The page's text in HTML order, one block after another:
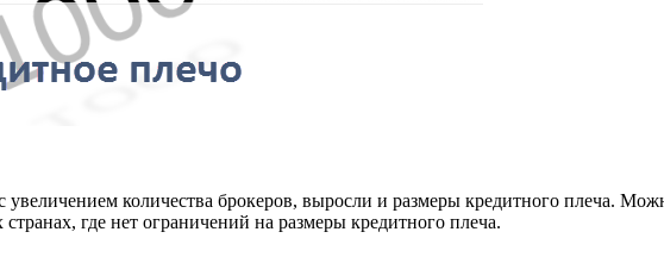
количества брокеров, выросли и размеры кредитного плеча.
где нет ограничений на размеры кредитного плеча.